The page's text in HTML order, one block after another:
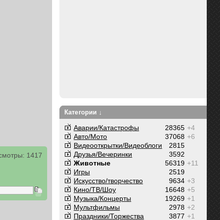
1417
Категории ↓
+4
28365
Аварии/Катастрофы
+6
37068
Авто/Мото
2815
Видеооткрытки/Видеоблоги
3592
Друзья/Вечеринки
+11
56319
Животные
2519
Игры
+3
9634
Искусство/творчество
+5
16648
Кино/ТВ/Шоу
+1
19269
Музыка/Концерты
+2
2978
Мультфильмы
+1
3877
Праздники/Торжества